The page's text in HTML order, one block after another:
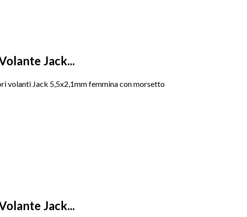
Jack...
volanti Jack 5,5x2,1mm femmina con morsetto
Jack...